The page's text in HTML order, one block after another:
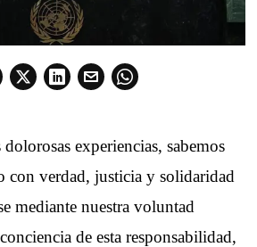
experiencias, sabemos
con verdad, justicia y solidaridad
mediante nuestra voluntad
de esta responsabilidad,